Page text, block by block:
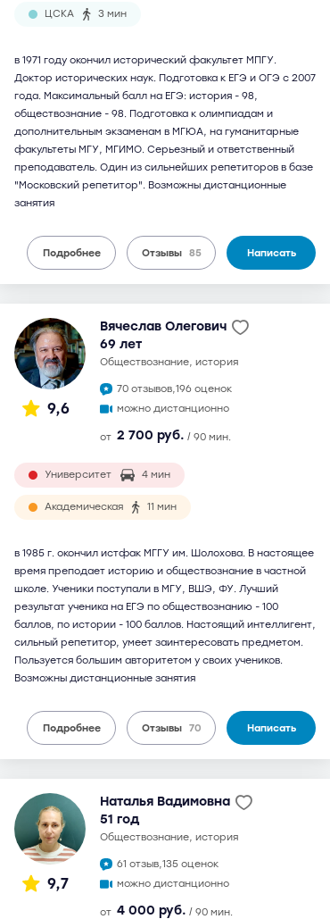
ЦСКА 3 мин
в 1971 году окончил исторический факультет МПГУ.
Доктор исторических наук. Подготовка к ЕГЭ и ОГЭ с 2007
года. Максимальный балл на ЕГЭ: история - 98,
обществознание - 98. Подготовка к олимпиадам и
дополнительным экзаменам в МГЮА, на гуманитарные
факультеты МГУ, МГИМО. Серьезный и ответственный
преподаватель. Один из сильнейших репетиторов в базе
"Московский репетитор". Возможны дистанционные
занятия
Подробнее Отзывы 85 Написать
9,6
Вячеслав Олегович
69 лет
обществознание, история
70 отзывов,196 оценок
можно дистанционно
от 2 700 руб. / 90 мин.
Университет 4 мин
Академическая 11 мин
в 1985 г. окончил истфак МГГУ им. Шолохова. В настоящее
время преподает историю и обществознание в частной
школе. Ученики поступали в МГУ, ВШЭ, ФУ. Лучший
результат ученика на ЕГЭ по обществознанию - 100
баллов, по истории - 100 баллов. Настоящий интеллигент,
сильный репетитор, умеет заинтересовать предметом.
Пользуется большим авторитетом у своих учеников.
Возможны дистанционные занятия
Подробнее Отзывы 70 Написать
9,7
Наталья Вадимовна
51 год
обществознание, история
61 отзыв,135 оценок
можно дистанционно
от 4 000 руб. / 90 мин.